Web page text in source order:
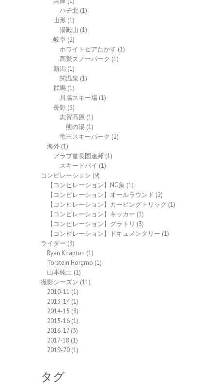
ハチ北 (1)
山形 (1)
湯殿山 (1)
岐阜 (2)
ホワイトピアたかす (1)
高鷲スノーパーク (1)
新潟 (1)
関温泉 (1)
群馬 (1)
川場スキー場 (1)
長野 (3)
志賀高原 (1)
熊の湯 (1)
竜王スキーパーク (2)
海外 (1)
アラブ首長国連邦 (1)
スキードバイ (1)
コンピレーション (9)
【コンピレーション】NG集 (1)
【コンピレーション】オールラウンド (2)
【コンピレーション】カービングトリック (1)
【コンピレーション】キッカー (1)
【コンピレーション】グラトリ (3)
【コンピレーション】ドキュメンタリー (1)
ライダー (3)
Ryan Knapton (1)
Torstein Horgmo (1)
山本純士 (1)
撮影シーズン (11)
2010-11 (1)
2013-14(1)
2014-15 (3)
2015-16 (1)
2016-17 (3)
2017-18 (1)
2019-20 (1)
タグ